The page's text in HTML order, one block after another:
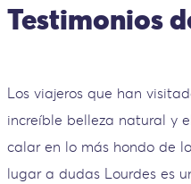
Testimonios
Los viajeros que han
increíble belleza natural y
calar en lo más hondo de
lugar a dudas Lourdes es